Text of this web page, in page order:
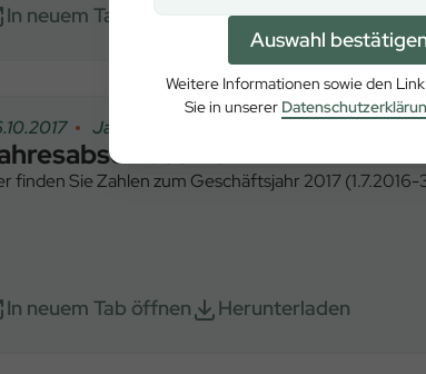
Auswahl
Weitere Informationen sowie den
Sie in unserer
In neuem Tab öffnen Herunterladen
Jahresabschluss
2017
finden Sie Zahlen zum Geschäftsjahr 2017
In neuem Tab öffnen Herunterladen